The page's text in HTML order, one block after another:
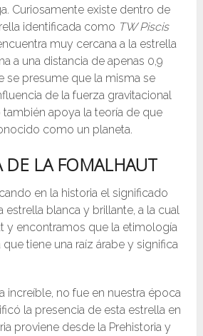
Curiosamente existe dentro de
identificada como TW Piscis
muy cercana a la estrella
a una distancia de apenas 0,9
se presume que la misma se
de la fuerza gravitacional
también apoya la teoría de que
como un planeta.
DE LA FOMALHAUT
en la historia el significado
blanca y brillante, a la cual
y encontramos que la etimología
tiene una raíz árabe y significa
increíble, no fue en nuestra época
la presencia de esta estrella en
proviene desde la Prehistoria y